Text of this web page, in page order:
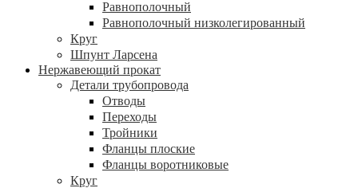
Равнополочный
Равнополочный низколегированный
Круг
Шпунт Ларсена
Нержавеющий прокат
Детали трубопровода
Отводы
Переходы
Тройники
Фланцы плоские
Фланцы воротниковые
Круг